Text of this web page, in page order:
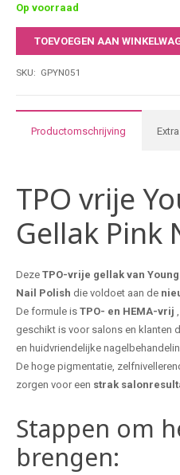
15 ml salonformaat & ideaal
Op voorraad
Nails
TOEVOEGEN AAN
SKU: GPYN051
Productomschrijving
TPO vrije
Gellak Pink
Deze TPO-vrije gellak van
Nail Polish die voldoet aan de
De formule is TPO- en HEMA-vrij
geschikt is voor salons en klanten
en huidvriendelijke
De hoge pigmentatie,
zorgen voor een strak
Stappen om
brengen: